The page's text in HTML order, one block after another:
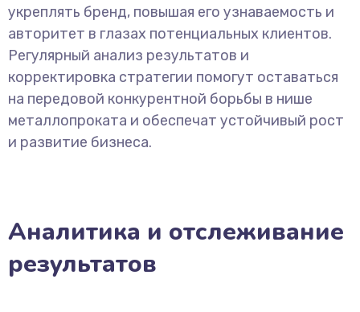
укреплять бренд, повышая его узнаваемость и
авторитет в глазах потенциальных клиентов.
Регулярный анализ результатов и
корректировка стратегии помогут оставаться
на передовой конкурентной борьбы в нише
металлопроката и обеспечат устойчивый рост
и развитие бизнеса.
Аналитика и отслеживание
результатов